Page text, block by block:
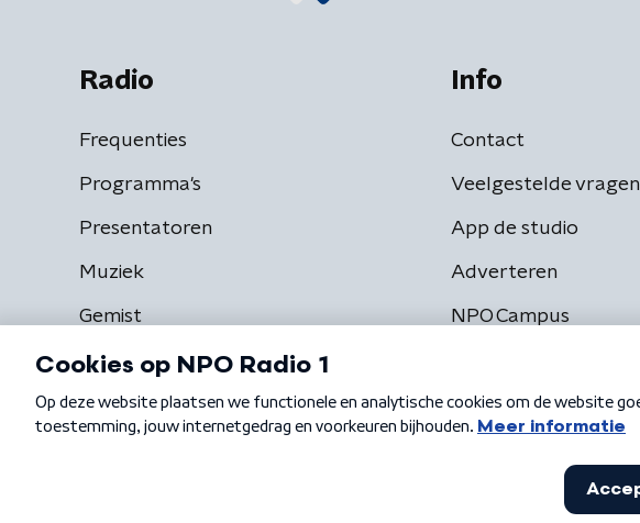
Radio
Frequenties
Programma's
Presentatoren
Muziek
Gemist
Info
Contact
Veelgestelde vragen
App de studio
Adverteren
NPO Campus
Algemene voorwaarden Privacybeleid